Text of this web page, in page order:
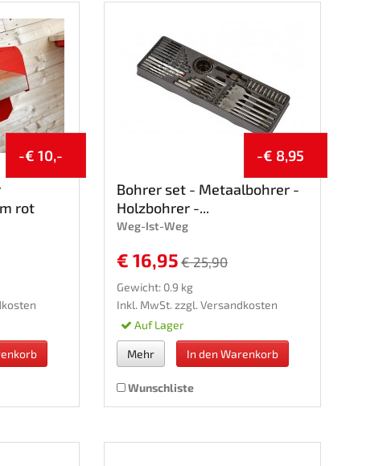
-€ 10,-
rot
-€ 8,95
Bohrer set - Metaalbohrer -
Holzbohrer -...
Weg-Ist-Weg
€ 16,95 € 25,90
Gewicht: 0.9 kg
Inkl. MwSt. zzgl. Versandkosten
Auf Lager
Mehr In den Warenkorb
Wunschliste